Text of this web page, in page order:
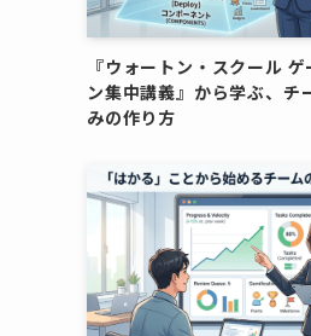
『ウォートン・スクール
ン集中講義』から学ぶ、チ
みの作り方